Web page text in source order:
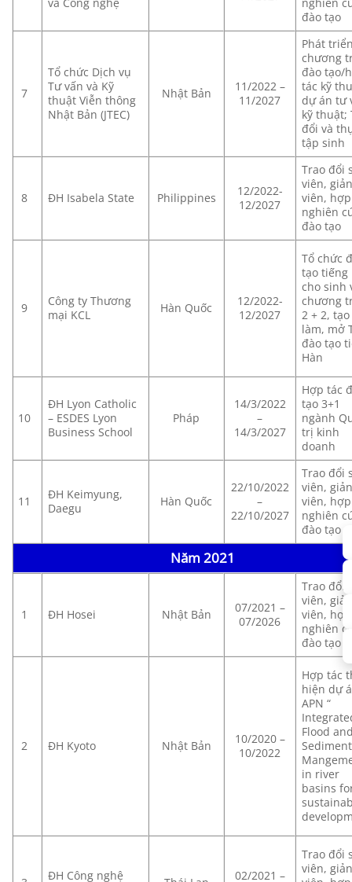
đào tạo
7
Tổ chức Dịch vụ
Tư vấn và Kỹ
thuật Viễn thông
Nhật Bản (JTEC)
Nhật Bản
11/2022 –
11/2027
Phát
chương
đào tạo/
tác kỹ
dự án tư
kỹ thuật;
đổi và
tập sinh
8 ĐH Isabela State Philippines
12/2022-
12/2027
Trao đổi
viên,
viên,
nghiên
đào tạo
9
Công ty Thương
mại KCL
Hàn Quốc
12/2022-
12/2027
Tổ chức
tạo tiếng
cho sinh
chương
2 + 2,
làm, mở
đào tạo
Hàn
10
ĐH Lyon Catholic
– ESDES Lyon
Business School
Pháp
14/3/2022
–
14/3/2027
Hợp tác
tạo 3+1
ngành
trị kinh
doanh
11
ĐH Keimyung,
Daegu
Hàn Quốc
22/10/2022
–
22/10/2027
Trao đổi
viên,
viên,
nghiên
đào tạo
Năm 2021
1 ĐH Hosei Nhật Bản
07/2021 –
07/2026
Trao đổi
viên,
viên,
nghiên
đào tạo
2 ĐH Kyoto Nhật Bản
10/2020 –
10/2022
Hợp tác
hiện dự
APN “
Flood
Sediment
in river
basins
ĐH Công nghệ
02/2021 –
Trao đổi
viên,